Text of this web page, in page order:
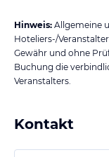
Hinweis: Allgemeine
Hoteliers-/
Gewähr und ohne
Buchung die
Veranstalters.
Kontakt